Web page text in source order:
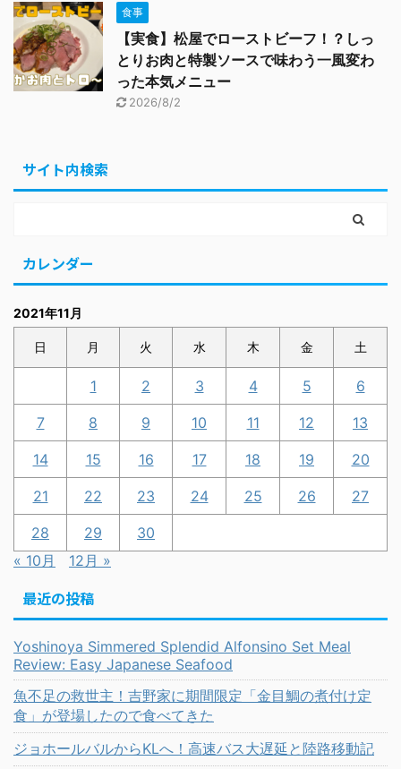
食事
【実食】松屋でローストビーフ！？しっ
とりお肉と特製ソースで味わう一風変わ
った本気メニュー
2026/8/2
サイト内検索
カレンダー
2021年11月
日 月 火 水 木 金 土
1 2 3 4 5 6
7 8 9 10 11 12 13
14 15 16 17 18 19 20
21 22 23 24 25 26 27
28 29
30
« 10月
12月 »
最近の投稿
Yoshinoya Simmered Splendid Alfonsino Set Meal
Review: Easy Japanese Seafood
魚不足の救世主！吉野家に期間限定「金目鯛の煮付け定
食」が登場したので食べてきた
ジョホールバルからKLへ！高速バス大遅延と陸路移動記